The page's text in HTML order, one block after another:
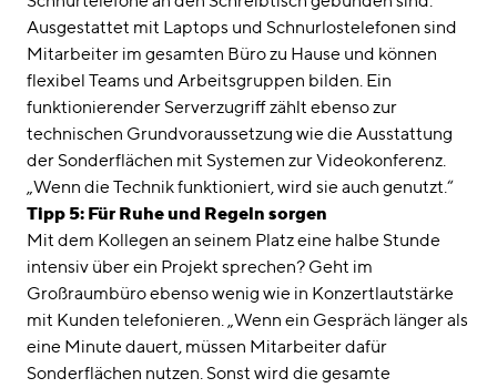
Ausgestattet mit Laptops und Schnurlostelefonen sind
Mitarbeiter im gesamten Büro zu Hause und können
flexibel Teams und Arbeitsgruppen bilden. Ein
funktionierender Serverzugriff zählt ebenso zur
technischen Grundvoraussetzung wie die Ausstattung
der Sonderflächen mit Systemen zur Videokonferenz.
„Wenn die Technik funktioniert, wird sie auch genutzt.“
Tipp 5: Für Ruhe und Regeln sorgen
Mit dem Kollegen an seinem Platz eine halbe Stunde
intensiv über ein Projekt sprechen? Geht im
Großraumbüro ebenso wenig wie in Konzertlautstärke
mit Kunden telefonieren. „Wenn ein Gespräch länger als
eine Minute dauert, müssen Mitarbeiter dafür
Sonderflächen nutzen. Sonst wird die gesamte